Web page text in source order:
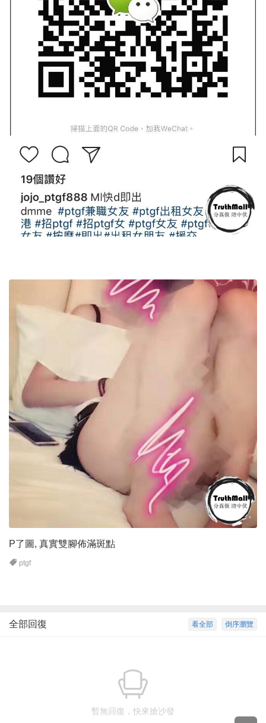
P了圖, 真實雙腳佈滿斑點
ptgf
倒序瀏覽
看全部
全部回復
暫無回復，快來搶沙發